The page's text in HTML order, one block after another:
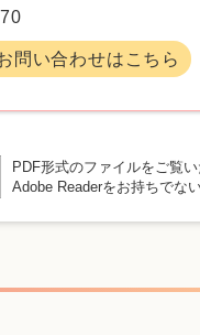
問い合わせはこちら
PDF形式のファイルをご覧
Adobe Readerをお持ちでな